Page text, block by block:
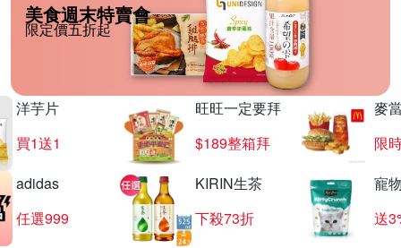
美食週末特賣會
限定價五折起
洋芋片
買1送1
旺旺一定要拜
$189整箱拜
麥
限
adidas
任選999
KIRIN生茶
下殺73折
寵
送